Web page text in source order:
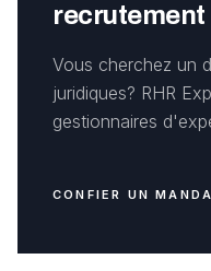
recrutement
Vous cherchez un
juridiques? RHR
gestionnaires
CONFIER UN